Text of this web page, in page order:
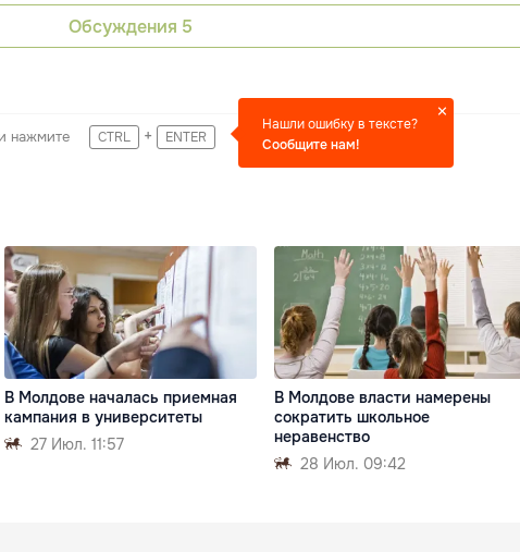
Обсуждения 5
нажмите CTRL + ENTER
Нашли ошибку в тексте?
Сообщите нам!
В Молдове началась приемная
кампания в университеты
27 Июл. 11:57
В Молдове власти намерены
сократить школьное
неравенство
28 Июл. 09:42